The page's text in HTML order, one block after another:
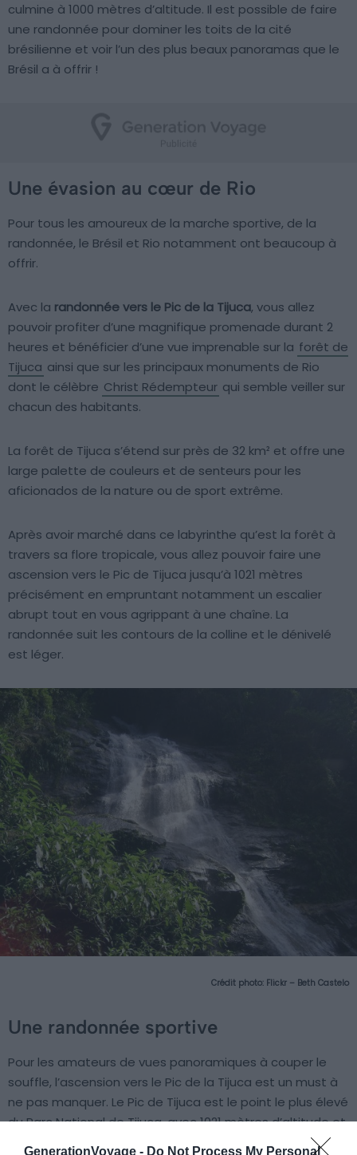
GenerationVoyage - Do Not Process My Personal
culmine à 1000 mètres d’altitude. Il est possible de faire
une randonnée pour dominer les toits de la cité
brésilienne et voir l’un des plus beaux panoramas que le
Brésil a à offrir !
Une évasion au cœur de Rio
Pour tous les amoureux de la marche sportive, de la
randonnée, le Brésil et Rio notamment ont beaucoup à
offrir.
Avec la randonnée vers le Pic de la Tijuca, vous allez
pouvoir profiter d’une magnifique promenade durant 2
heures et bénéficier d’une vue imprenable sur la forêt de
Tijuca ainsi que sur les principaux monuments de Rio
dont le célèbre Christ Rédempteur qui semble veiller sur
chacun des habitants.
La forêt de Tijuca s’étend sur près de 32 km² et offre une
large palette de couleurs et de senteurs pour les
aficionados de la nature ou de sport extrême.
Après avoir marché dans ce labyrinthe qu’est la forêt à
travers sa flore tropicale, vous allez pouvoir faire une
ascension vers le Pic de Tijuca jusqu’à 1021 mètres
précisément en empruntant notamment un escalier
abrupt tout en vous agrippant à une chaîne. La
randonnée suit les contours de la colline et le dénivelé
est léger.
Crédit photo: Flickr – Beth Castelo
Une randonnée sportive
Pour les amateurs de vues panoramiques à couper le
souffle, l’ascension vers le Pic de la Tijuca est un must à
ne pas manquer. Le Pic de Tijuca est le point le plus élevé
du Parc National de Tijuca, avec 1021 mètres d’altitude et
offre l’un des plus beaux paysages de Rio.